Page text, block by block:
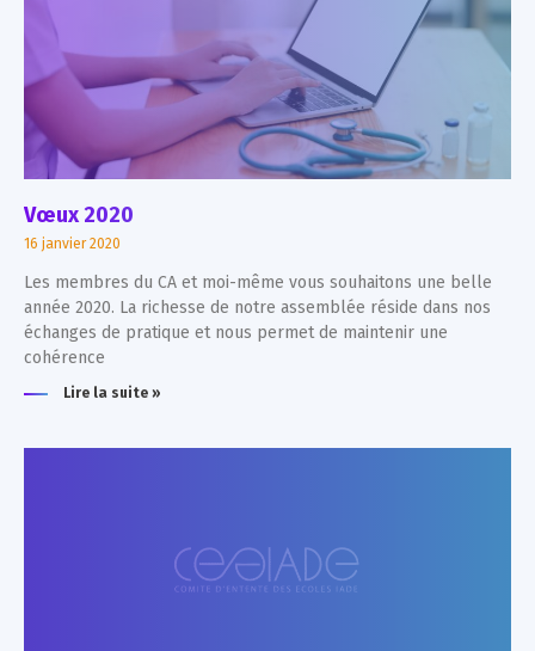
Vœux 2020
16 janvier 2020
Les membres du CA et moi-même vous souhaitons une belle
année 2020. La richesse de notre assemblée réside dans nos
échanges de pratique et nous permet de maintenir une
cohérence
Lire la suite »